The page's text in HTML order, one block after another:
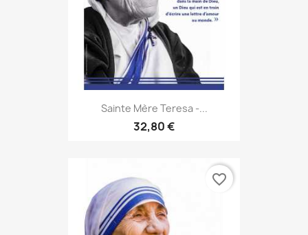
Sainte Mère Teresa -...
32,80 €
favorite_border